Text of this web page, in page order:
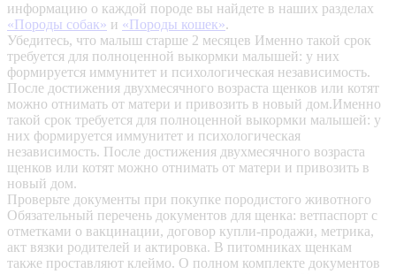
информацию о каждой породе вы найдете в наших разделах
«Породы собак» и «Породы кошек».
Убедитесь, что малыш старше 2 месяцев Именно такой срок
требуется для полноценной выкормки малышей: у них
формируется иммунитет и психологическая независимость.
После достижения двухмесячного возраста щенков или котят
можно отнимать от матери и привозить в новый дом.Именно
такой срок требуется для полноценной выкормки малышей: у
них формируется иммунитет и психологическая
независимость. После достижения двухмесячного возраста
щенков или котят можно отнимать от матери и привозить в
новый дом.
Проверьте документы при покупке породистого животного
Обязательный перечень документов для щенка: ветпаспорт с
отметками о вакцинации, договор купли-продажи, метрика,
акт вязки родителей и актировка. В питомниках щенкам
также проставляют клеймо. О полном комплекте документов